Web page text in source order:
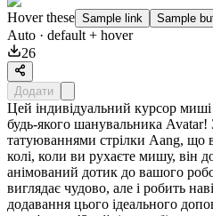
Hover these Sample link Sample
Auto · default + hover
26
Додати
Цей індивідуальний курсор
будь-якого шанувальника
татуюваннями стрілки Aang, що
колі, коли ви рухаєте мишу, він
анімований дотик до вашого
виглядає чудово, але і робить
додавання цього ідеального